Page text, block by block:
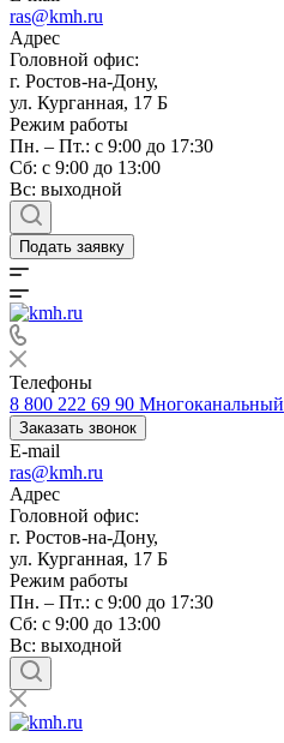
ras@kmh.ru
Адрес
Головной офис:
г. Ростов-на-Дону,
ул. Курганная, 17 Б
Режим работы
Пн. – Пт.: с 9:00 до 17:30
Сб: с 9:00 до 13:00
Вс: выходной
Подать заявку
Телефоны
8 800 222 69 90 Многоканальный
Заказать звонок
E-mail
ras@kmh.ru
Адрес
Головной офис:
г. Ростов-на-Дону,
ул. Курганная, 17 Б
Режим работы
Пн. – Пт.: с 9:00 до 17:30
Сб: с 9:00 до 13:00
Вс: выходной